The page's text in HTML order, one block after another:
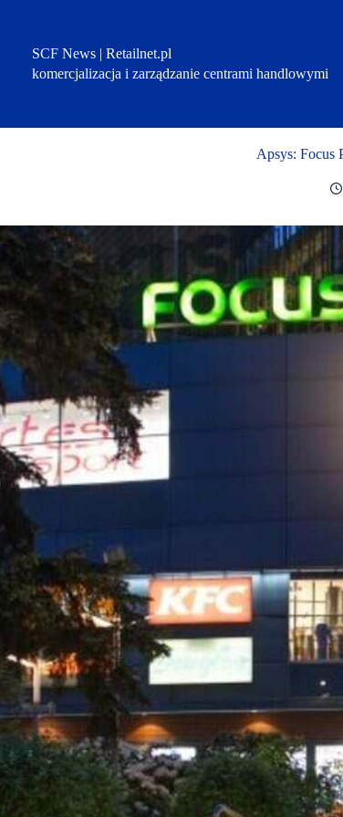
SCF News | Retailnet.pl
komercjalizacja i zarządzanie centrami handlowymi
Apsys: Focus